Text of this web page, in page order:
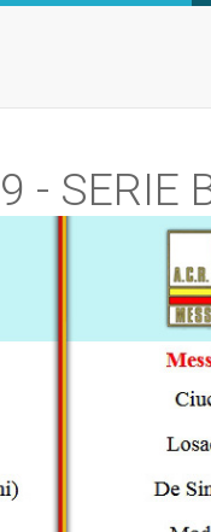
- SERIE